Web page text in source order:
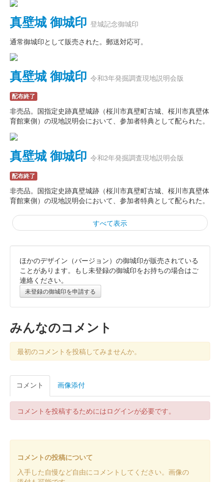
真壁城 御城印 登城記念御城印
通常御城印として販売された。郵送対応可。
真壁城 御城印 令和3年発掘調査現地説明会版
配布終了
非売品。国指定史跡真壁城跡（桜川市真壁町古城、桜川市真壁体
育館東側）の現地説明会において、参加者特典として配られた。
真壁城 御城印 令和2年発掘調査現地説明会版
配布終了
非売品。国指定史跡真壁城跡（桜川市真壁町古城、桜川市真壁体
育館東側）の現地説明会において、参加者特典として配られた。
すべて表示
真壁城 御城印
常陸御城印20枚セット。ネット通販（奥州王）で購入可能。
ほかのデザイン（バージョン）の御城印が販売されている
ことがあります。もし未登録の御城印をお持ちの場合はご
連絡ください。
未登録の御城印を申請する
みんなのコメント
最初のコメントを投稿してみませんか。
コメント 画像添付
コメントを投稿するためにはログインが必要です。
コメントの投稿について
入手した自慢など自由にコメントしてください。画像の